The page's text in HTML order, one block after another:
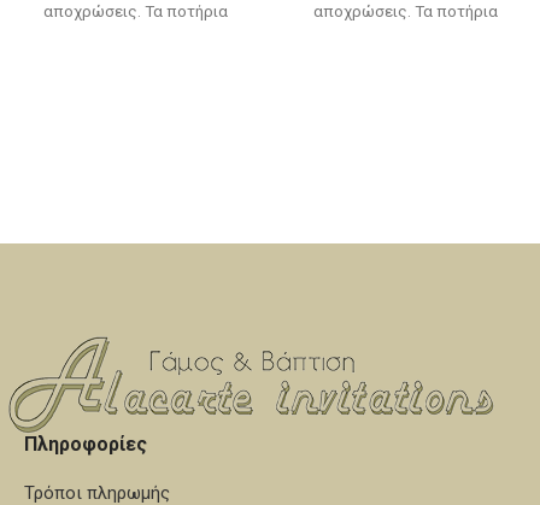
αποχρώσεις. Τα ποτήρια
αποχρώσεις. Τα ποτήρια
Πληροφορίες
Τρόποι πληρωμής